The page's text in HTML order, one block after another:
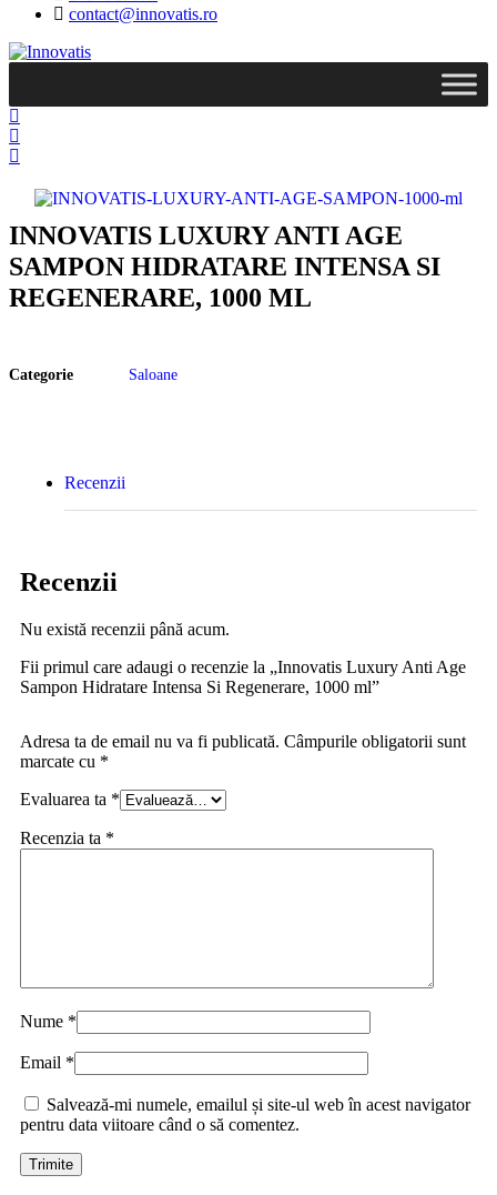
contact@innovatis.ro
INNOVATIS LUXURY ANTI AGE
SAMPON HIDRATARE INTENSA SI
REGENERARE, 1000 ML
Categorie Saloane
Recenzii
Recenzii
Nu există recenzii până acum.
Fii primul care adaugi o recenzie la „Innovatis Luxury Anti Age
Sampon Hidratare Intensa Si Regenerare, 1000 ml”
Adresa ta de email nu va fi publicată. Câmpurile obligatorii sunt
marcate cu *
Evaluarea ta *
Recenzia ta *
Nume *
Email *
Salvează-mi numele, emailul și site-ul web în acest navigator
pentru data viitoare când o să comentez.